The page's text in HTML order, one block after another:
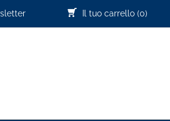
Il tuo carrello (0)